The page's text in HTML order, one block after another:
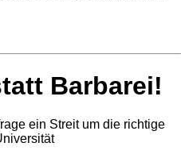
Barbarei!
ein Streit um die richtige